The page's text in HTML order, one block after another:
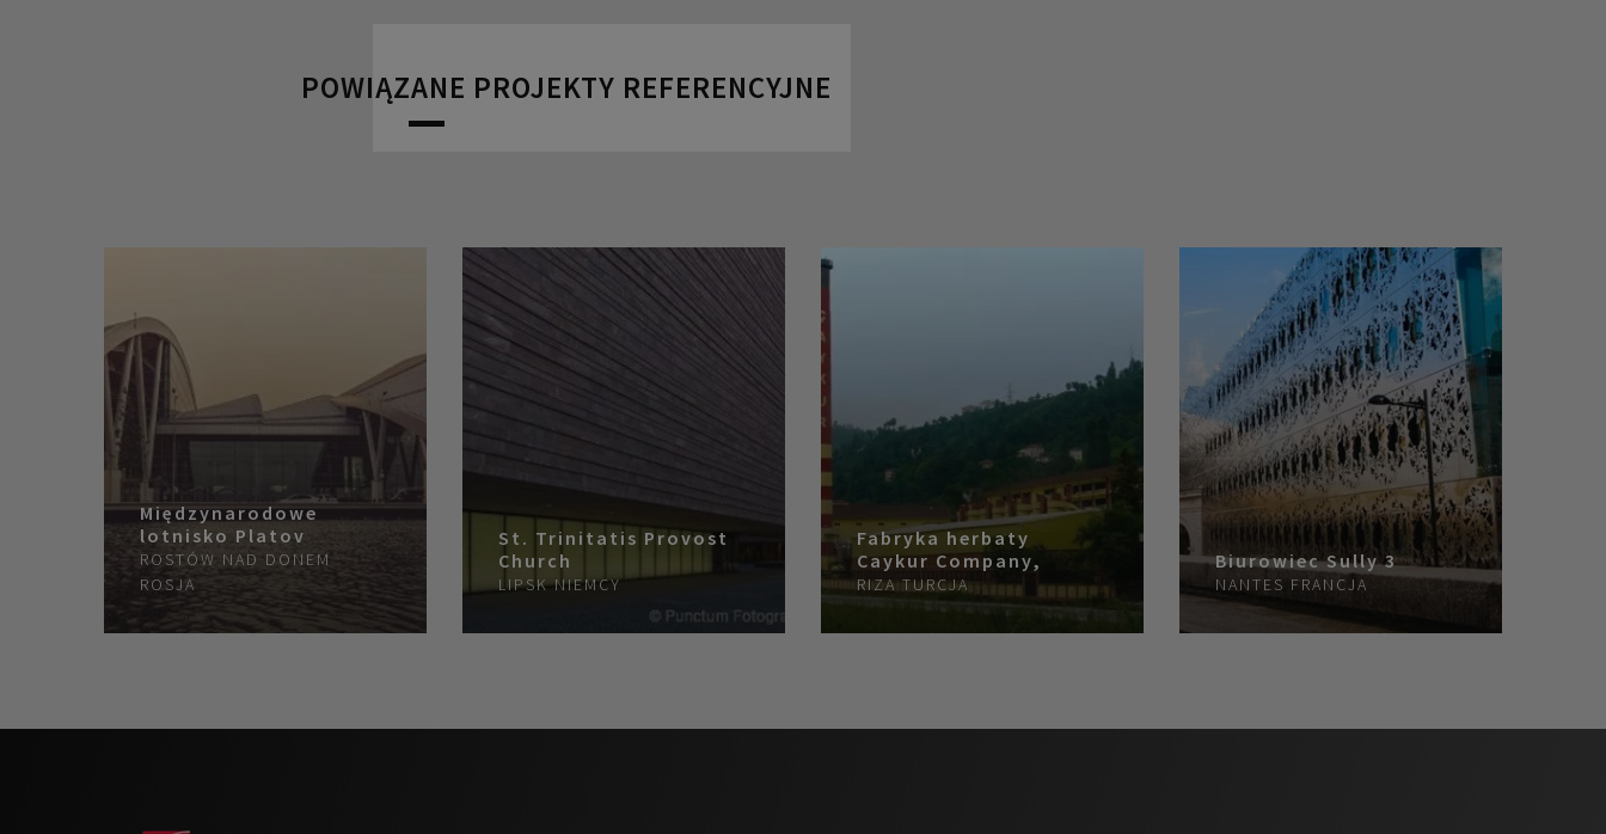
POWIĄZANE PROJEKTY REFERENCYJNE
Międzynarodowe
lotnisko Platov
ROSTÓW NAD DONEM
ROSJA
St. Trinitatis Provost
Church
LIPSK NIEMCY
Fabryka herbaty
Caykur Company,
RIZA TURCJA
Biurowiec Sully 3
NANTES FRANCJA